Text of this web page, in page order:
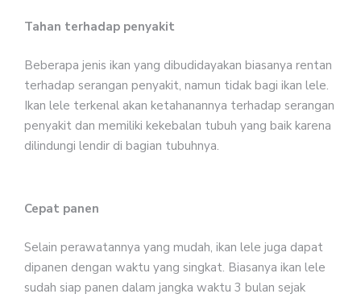
Tahan terhadap penyakit
Beberapa jenis ikan yang dibudidayakan biasanya rentan
terhadap serangan penyakit, namun tidak bagi ikan lele.
Ikan lele terkenal akan ketahanannya terhadap serangan
penyakit dan memiliki kekebalan tubuh yang baik karena
dilindungi lendir di bagian tubuhnya.
Cepat panen
Selain perawatannya yang mudah, ikan lele juga dapat
dipanen dengan waktu yang singkat. Biasanya ikan lele
sudah siap panen dalam jangka waktu 3 bulan sejak